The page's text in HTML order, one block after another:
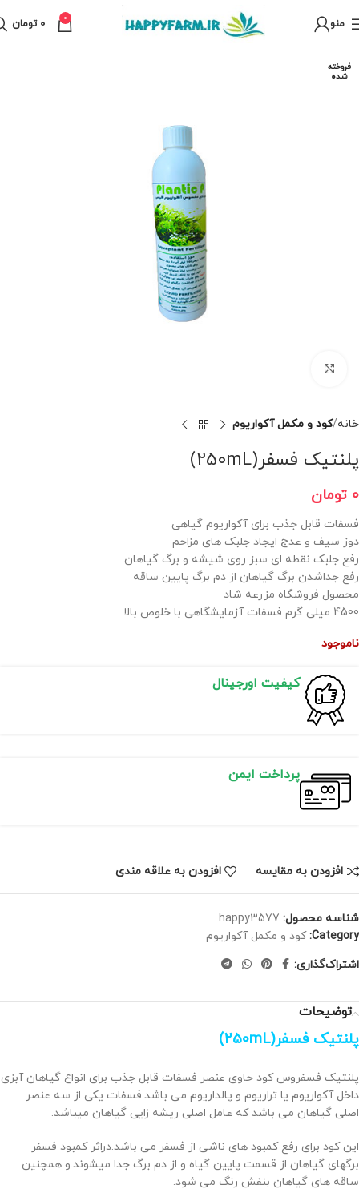
منو 0
0 تومان
فروخته
شده
خانه کود و مکمل آکواریوم
پلنتیک فسفر(250mL)
0 تومان
فسفات قابل جذب برای آکواریوم گیاهی
دوز سیف و عدج ایجاد جلبک های مزاحم
رفع جلبک نقطه ای سبز روی شیشه و برگ گیاهان
رفع جداشدن برگ گیاهان از دم برگ پایین ساقه
محصول فروشگاه مزرعه شاد
4500 میلی گرم فسفات آزمایشگاهی با خلوص بالا
ناموجود
کیفیت اورجینال
پرداخت ایمن
افزودن به مقایسه افزودن به علاقه مندی
شناسه محصول: happy3577
Category: کود و مکمل آکواریوم
اشتراک‌گذاری:
توضیحات
پلنتیک فسفر(250mL)
پلنتیک فسفروس کود حاوی عنصر فسفات قابل جذب برای انواع گیاهان آبزی
داخل آکواریوم یا تراریوم و پالداریوم می باشد.فسفات یکی از سه عنصر
اصلی گیاهان می باشد که عامل اصلی ریشه زایی گیاهان میباشد.
این کود برای رفع کمبود های ناشی از فسفر می باشد.دراثر کمبود فسفر
برگهای گیاهان از قسمت پایین گیاه و از دم برگ جدا میشوند.و همچنین
ساقه های گیاهان بنفش رنگ می شود.